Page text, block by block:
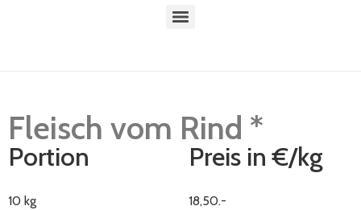
Fleisch vom Rind *
Portion Preis in €/kg
10 kg 18,50.-